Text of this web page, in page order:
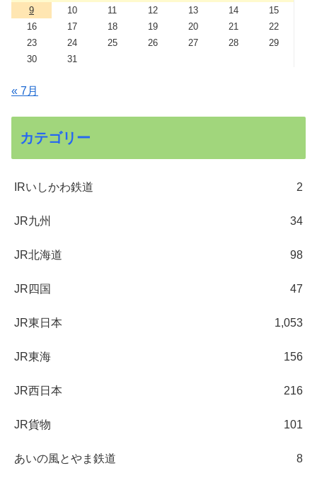
9
10 11 12 13 14
15
16
17 18 19 20 21
22
23
24 25 26 27 28
29
30
31
« 7月
カテゴリー
IRいしかわ鉄道 2
JR九州 34
JR北海道 98
JR四国 47
JR東日本 1,053
JR東海 156
JR西日本 216
JR貨物 101
あいの風とやま鉄道 8